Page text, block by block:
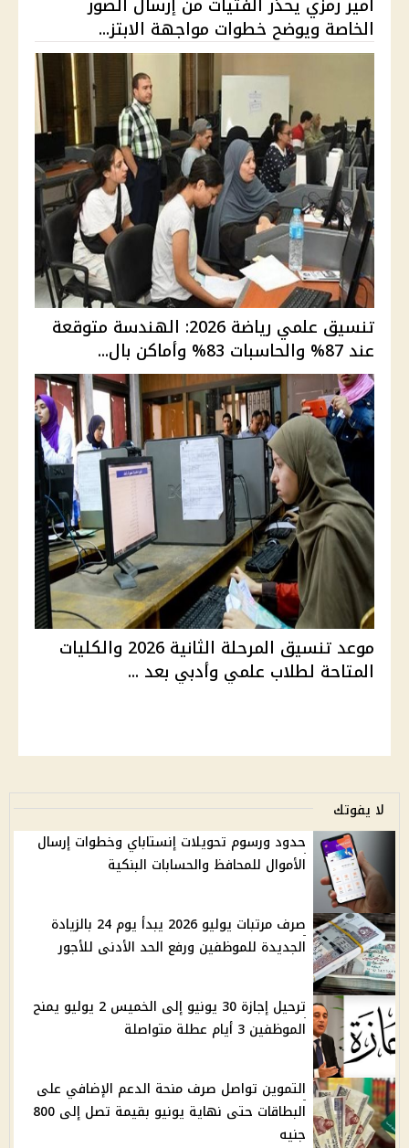
الخاصة ويوضح خطوات مواجهة الابتز...
تنسيق علمي رياضة 2026: الهندسة متوقعة
عند 87% والحاسبات 83% وأماكن بال...
موعد تنسيق المرحلة الثانية 2026 والكليات
المتاحة لطلاب علمي وأدبي بعد ...
لا يفوتك
حدود ورسوم تحويلات إنستاباي وخطوات إرسال
الأموال للمحافظ والحسابات البنكية
صرف مرتبات يوليو 2026 يبدأ يوم 24 بالزيادة
الجديدة للموظفين ورفع الحد الأدنى للأجور
ترحيل إجازة 30 يونيو إلى الخميس 2 يوليو يمنح
الموظفين 3 أيام عطلة متواصلة
التموين تواصل صرف منحة الدعم الإضافي على
البطاقات حتى نهاية يونيو بقيمة تصل إلى 800
جنيه